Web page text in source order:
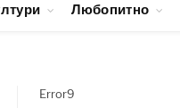
Любопитно
Error9